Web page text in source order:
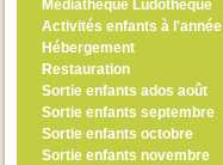
Médiathèque Ludothèque
Activités enfants à l'année
Hébergement
Restauration
Sortie enfants ados août
Sortie enfants septembre
Sortie enfants octobre
Sortie enfants novembre